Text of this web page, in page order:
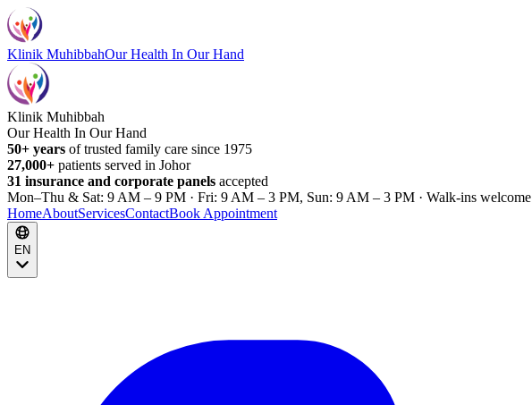
Klinik MuhibbahOur Health In Our Hand
Klinik Muhibbah
Our Health In Our Hand
50+ years of trusted family care since 1975
27,000+ patients served in Johor
31 insurance and corporate panels accepted
Mon–Thu & Sat: 9 AM – 9 PM · Fri: 9 AM – 3 PM, Sun: 9 AM – 3 PM · Walk-ins welcome
HomeAboutServicesContactBook Appointment
EN